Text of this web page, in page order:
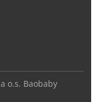
o.s. Baobaby